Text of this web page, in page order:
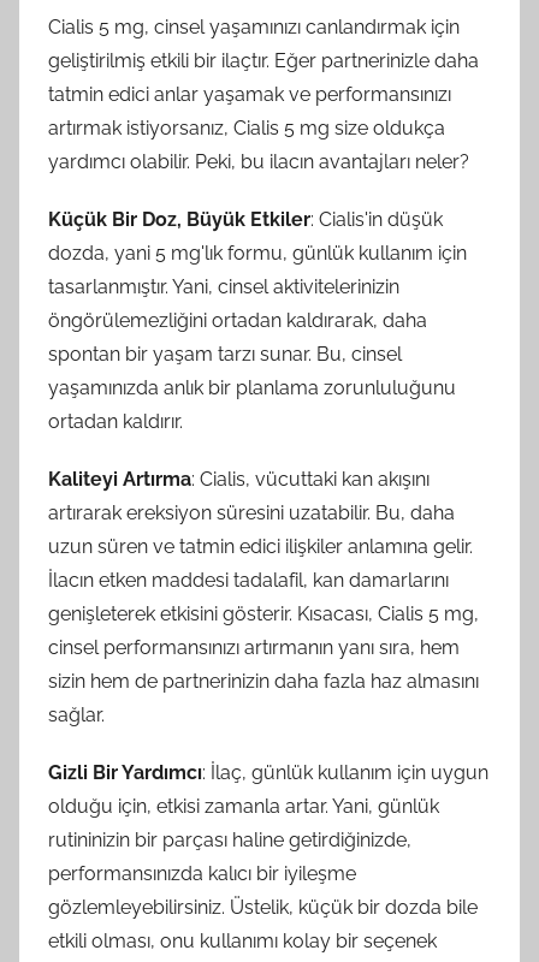
Cialis 5 mg, cinsel yaşamınızı canlandırmak için
geliştirilmiş etkili bir ilaçtır. Eğer partnerinizle daha
tatmin edici anlar yaşamak ve performansınızı
artırmak istiyorsanız, Cialis 5 mg size oldukça
yardımcı olabilir. Peki, bu ilacın avantajları neler?
Küçük Bir Doz, Büyük Etkiler: Cialis'in düşük
dozda, yani 5 mg'lık formu, günlük kullanım için
tasarlanmıştır. Yani, cinsel aktivitelerinizin
öngörülemezliğini ortadan kaldırarak, daha
spontan bir yaşam tarzı sunar. Bu, cinsel
yaşamınızda anlık bir planlama zorunluluğunu
ortadan kaldırır.
Kaliteyi Artırma: Cialis, vücuttaki kan akışını
artırarak ereksiyon süresini uzatabilir. Bu, daha
uzun süren ve tatmin edici ilişkiler anlamına gelir.
İlacın etken maddesi tadalafil, kan damarlarını
genişleterek etkisini gösterir. Kısacası, Cialis 5 mg,
cinsel performansınızı artırmanın yanı sıra, hem
sizin hem de partnerinizin daha fazla haz almasını
sağlar.
Gizli Bir Yardımcı: İlaç, günlük kullanım için uygun
olduğu için, etkisi zamanla artar. Yani, günlük
rutininizin bir parçası haline getirdiğinizde,
performansınızda kalıcı bir iyileşme
gözlemleyebilirsiniz. Üstelik, küçük bir dozda bile
etkili olması, onu kullanımı kolay bir seçenek